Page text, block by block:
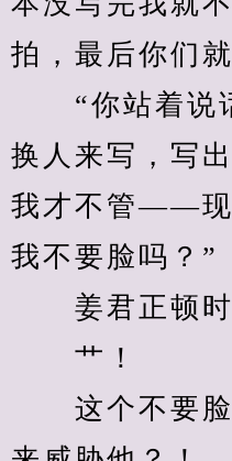
拍，最后你们
“你站着说
换人来写，写
我才不管——现
我不要脸吗？”
姜君正顿时
艹！
这个不要脸